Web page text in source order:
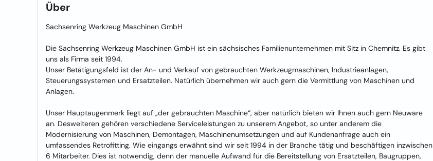
Über
Sachsenring Werkzeug Maschinen GmbH
Die Sachsenring Werkzeug Maschinen GmbH ist ein sächsisches Familienunternehmen mit Sitz in Chemnitz. Es gibt
uns als Firma seit 1994.
Unser Betätigungsfeld ist der An- und Verkauf von gebrauchten Werkzeugmaschinen, Industrieanlagen,
Steuerungssystemen und Ersatzteilen. Natürlich übernehmen wir auch gern die Vermittlung von Maschinen und
Anlagen.
Unser Hauptaugenmerk liegt auf „der gebrauchten Maschine“, aber natürlich bieten wir Ihnen auch gern Neuware
an. Desweiteren gehören verschiedene Serviceleistungen zu unserem Angebot, so unter anderem die
Modernisierung von Maschinen, Demontagen, Maschinenumsetzungen und auf Kundenanfrage auch ein
umfassendes Retrofitting. Wie eingangs erwähnt sind wir seit 1994 in der Branche tätig und beschäftigen inzwischen
6 Mitarbeiter. Dies ist notwendig, denn der manuelle Aufwand für die Bereitstellung von Ersatzteilen, Baugruppen,